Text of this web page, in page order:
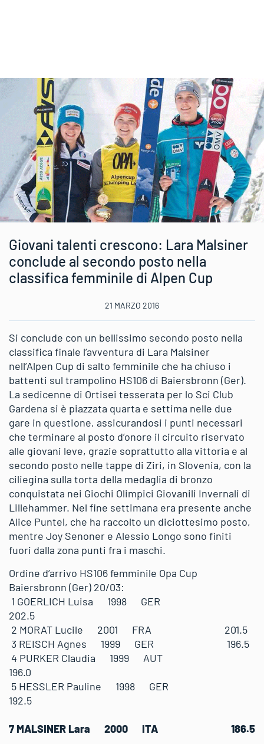
Giovani talenti crescono: Lara Malsiner
conclude al secondo posto nella
classifica femminile di Alpen Cup
21 MARZO 2016
Si conclude con un bellissimo secondo posto nella
classifica finale l’avventura di Lara Malsiner
nell’Alpen Cup di salto femminile che ha chiuso i
battenti sul trampolino HS106 di Baiersbronn (Ger).
La sedicenne di Ortisei tesserata per lo Sci Club
Gardena si è piazzata quarta e settima nelle due
gare in questione, assicurandosi i punti necessari
che terminare al posto d’onore il circuito riservato
alle giovani leve, grazie soprattutto alla vittoria e al
secondo posto nelle tappe di Ziri, in Slovenia, con la
ciliegina sulla torta della medaglia di bronzo
conquistata nei Giochi Olimpici Giovanili Invernali di
Lillehammer. Nel fine settimana era presente anche
Alice Puntel, che ha raccolto un diciottesimo posto,
mentre Joy Senoner e Alessio Longo sono finiti
fuori dalla zona punti fra i maschi.
Ordine d’arrivo HS106 femminile Opa Cup
Baiersbronn (Ger) 20/03:
1 GOERLICH Luisa 1998 GER
202.5
2 MORAT Lucile 2001 FRA 201.5
3 REISCH Agnes 1999 GER 196.5
4 PURKER Claudia 1999 AUT
196.0
5 HESSLER Pauline 1998 GER
192.5
7 MALSINER Lara 2000 ITA 186.5